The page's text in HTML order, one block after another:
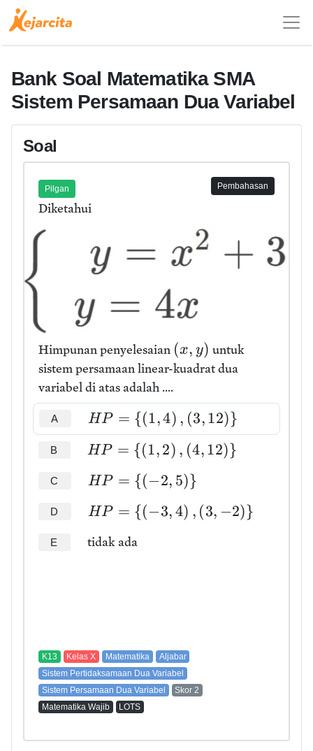
Bank Soal Matematika SMA
Sistem Persamaan Dua Variabel
Soal
Pilgan Pembahasan
Diketahui
Himpunan penyelesaian (x, y) untuk
sistem persamaan linear-kuadrat dua
variabel di atas adalah ....
A HP = {(1,4) , (3,12)}
B HP = {(1,2) , (4,12)}
C HP = {(−2, 5)}
D HP = {(−3,4) , (3, −2)}
E tidak ada
K13 Kelas X Matematika
Aljabar
Sistem Pertidaksamaan Dua Variabel
Sistem Persamaan Dua Variabel
Skor 2
Matematika Wajib
LOTS